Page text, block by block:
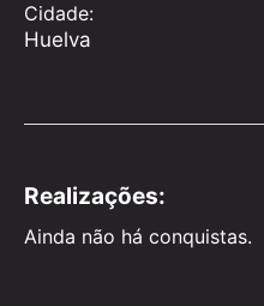
Cidade:
Huelva
Realizações:
Ainda não há conquistas.